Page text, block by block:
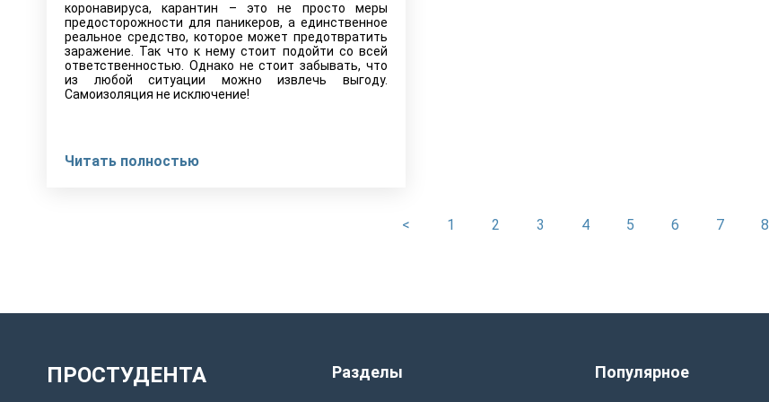
коронавируса, карантин – это не просто меры
предосторожности для паникеров, а единственное
реальное средство, которое может предотвратить
заражение. Так что к нему стоит подойти со всей
ответственностью. Однако не стоит забывать, что
из любой ситуации можно извлечь выгоду.
Самоизоляция не исключение!
Читать полностью
< 1 2 3 4 5 6 7 8
ПРОСТУДЕНТА Разделы Популярное